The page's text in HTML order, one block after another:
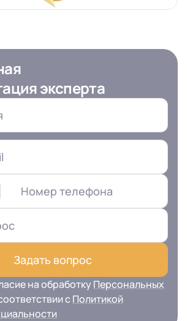
эксперта
Номер телефона
Задать вопрос
на обработку Персональных
сПолитикой
1С